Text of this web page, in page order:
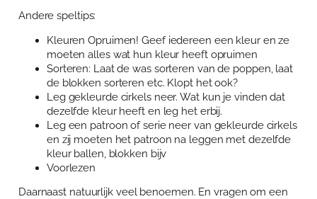
Andere speltips:
Kleuren Opruimen! Geef iedereen een kleur en ze
moeten alles wat hun kleur heeft opruimen
Sorteren: Laat de was sorteren van de poppen, laat
de blokken sorteren etc. Klopt het ook?
Leg gekleurde cirkels neer. Wat kun je vinden dat
dezelfde kleur heeft en leg het erbij.
Leg een patroon of serie neer van gekleurde cirkels
en zij moeten het patroon na leggen met dezelfde
kleur ballen, blokken bijv
Voorlezen
Daarnaast natuurlijk veel benoemen. En vragen om een